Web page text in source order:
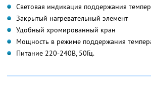
Световая индикация поддержания
Закрытый нагревательный элемент
Удобный хромированный кран
Мощность в режиме поддержания
Питание 220-240В, 50Гц.